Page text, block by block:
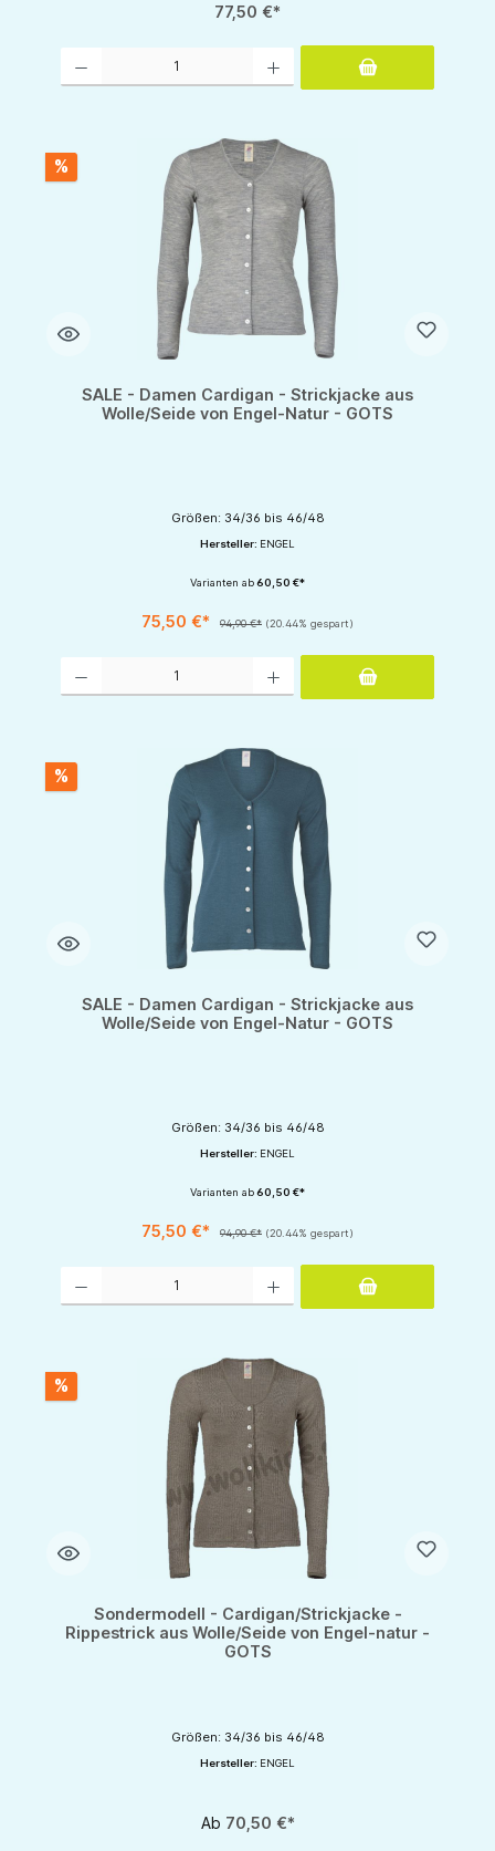
77,50 €*
%
SALE - Damen Cardigan - Strickjacke aus
Wolle/Seide von Engel-Natur - GOTS
Größen: 34/36 bis 46/48
Hersteller: ENGEL
Varianten ab60,50 €*
75,50 €* 94,90 €* (20.44% gespart)
%
SALE - Damen Cardigan - Strickjacke aus
Wolle/Seide von Engel-Natur - GOTS
Größen: 34/36 bis 46/48
Hersteller: ENGEL
Varianten ab60,50 €*
75,50 €* 94,90 €* (20.44% gespart)
%
Sondermodell - Cardigan/Strickjacke -
Rippestrick aus Wolle/Seide von Engel-natur -
GOTS
Größen: 34/36 bis 46/48
Hersteller: ENGEL
Ab 70,50 €*